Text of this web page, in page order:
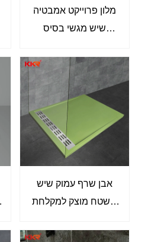
מלון פרוייקט אמבטיה
שיש מגשי בסיס
התאמה אישית של
מגשי מקלחת אבן מגשי
מקלחת
אבן שרף עמוק שיש
משטח מוצק למקלחת